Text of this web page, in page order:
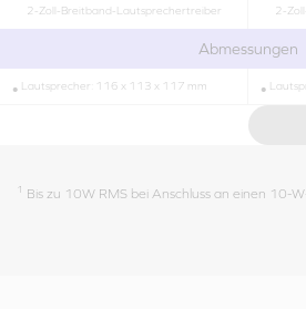
2-Zoll-Breitband-Lautsprechertreiber 2-
Abmessungen
Lautsprecher: 116 x 113 x 117 mm
1 Bis zu 10W RMS bei Anschluss an einen 10-